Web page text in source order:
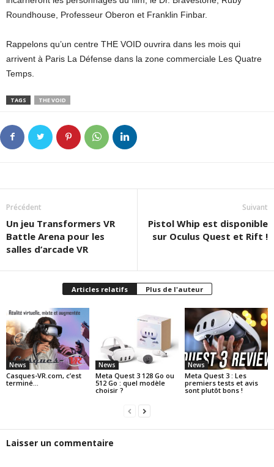
Roundhouse, Professeur Oberon et Franklin Finbar.
Rappelons qu’un centre THE VOID ouvrira dans les mois qui
arrivent à Paris La Défense dans la zone commerciale Les Quatre
Temps.
TAGS THE VOID
Précédent
Un jeu Transformers VR
Battle Arena pour les
salles d’arcade VR
Suivant
Pistol Whip est disponible
sur Oculus Quest et Rift !
Articles relatifs Plus de l'auteur
News
Casques-VR.com, c’est
terminé…
News
Meta Quest 3 128 Go ou
512 Go : quel modèle
choisir ?
News
Meta Quest 3 : Les
premiers tests et avis
sont plutôt bons !
Laisser un commentaire